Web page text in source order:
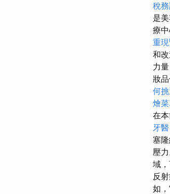
稅
是
療
重
和
力量
妝
何
燴
在
牙醫
塞
壓力
域
反
如